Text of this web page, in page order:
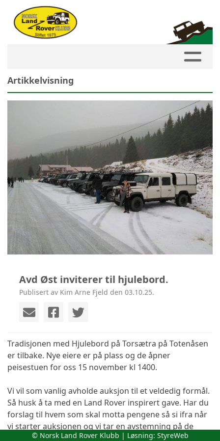
Artikkelvisning
Avd Øst inviterer til hjulebord.
Publisert av Kim Arne Fjeld den 03.10.25.
Tradisjonen med Hjulebord på Torsætra på Totenåsen
er tilbake. Nye eiere er på plass og de åpner
peisestuen for oss 15 november kl 1400.
Vi vil som vanlig avholde auksjon til et veldedig formål.
Så husk å ta med en Land Rover inspirert gave. Har du
forslag til hvem som skal motta pengene så si ifra når
vi starter auksjonen og vi tar en avstemning på de
innkomne forslagene.
© Norsk Land Rover Klubb | Løsning: StyreWeb